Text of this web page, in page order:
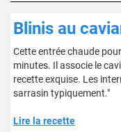
Blinis au
Cette entrée chaude
minutes. Il associe le
recette exquise. Les
sarrasin typiquement."
Lire la recette